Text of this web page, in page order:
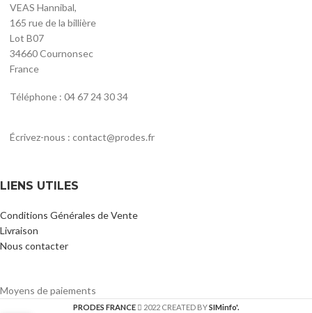
VEAS Hannibal,
165 rue de la billière
Lot B07
34660 Cournonsec
France
Téléphone : 04 67 24 30 34
Écrivez-nous : contact@prodes.fr
LIENS UTILES
Conditions Générales de Vente
Livraison
Nous contacter
Moyens de paiements
PRODES FRANCE 2022 CREATED BYSIMinfo'.